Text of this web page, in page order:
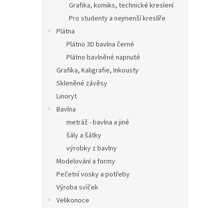
Grafika, komiks, technické kreslení
Pro studenty a nejmenší kreslíře
Plátna
Plátno 3D bavlna černé
Plátno bavlněné napnuté
Grafika, Kaligrafie, Inkousty
Skleněné závěsy
Linoryt
Bavlna
metráž - bavlna a jiné
šály a šátky
výrobky z bavlny
Modelování a formy
Pečetní vosky a potřeby
Výroba svíček
Velikonoce